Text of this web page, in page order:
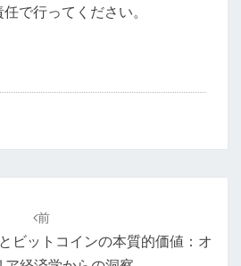
で行ってください。
前
ビットコインの本質的価値：オ